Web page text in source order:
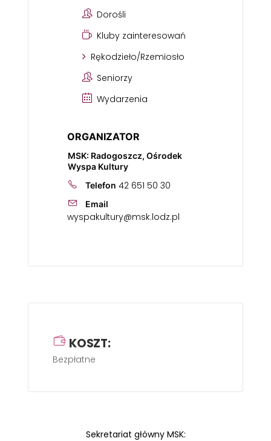
Dorośli
Kluby zainteresowań
Rękodzieło/Rzemiosło
Seniorzy
Wydarzenia
ORGANIZATOR
MSK: Radogoszcz, Ośrodek
Wyspa Kultury
Telefon 42 651 50 30
Email
wyspakultury@msk.lodz.pl
KOSZT:
Bezpłatne
Sekretariat główny MSK: